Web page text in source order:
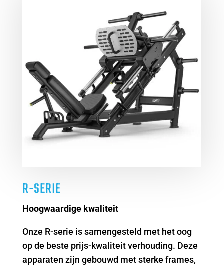
R-SERIE
Hoogwaardige kwaliteit
Onze R-serie is samengesteld met het oog
op de beste prijs-kwaliteit verhouding. Deze
apparaten zijn gebouwd met sterke frames,